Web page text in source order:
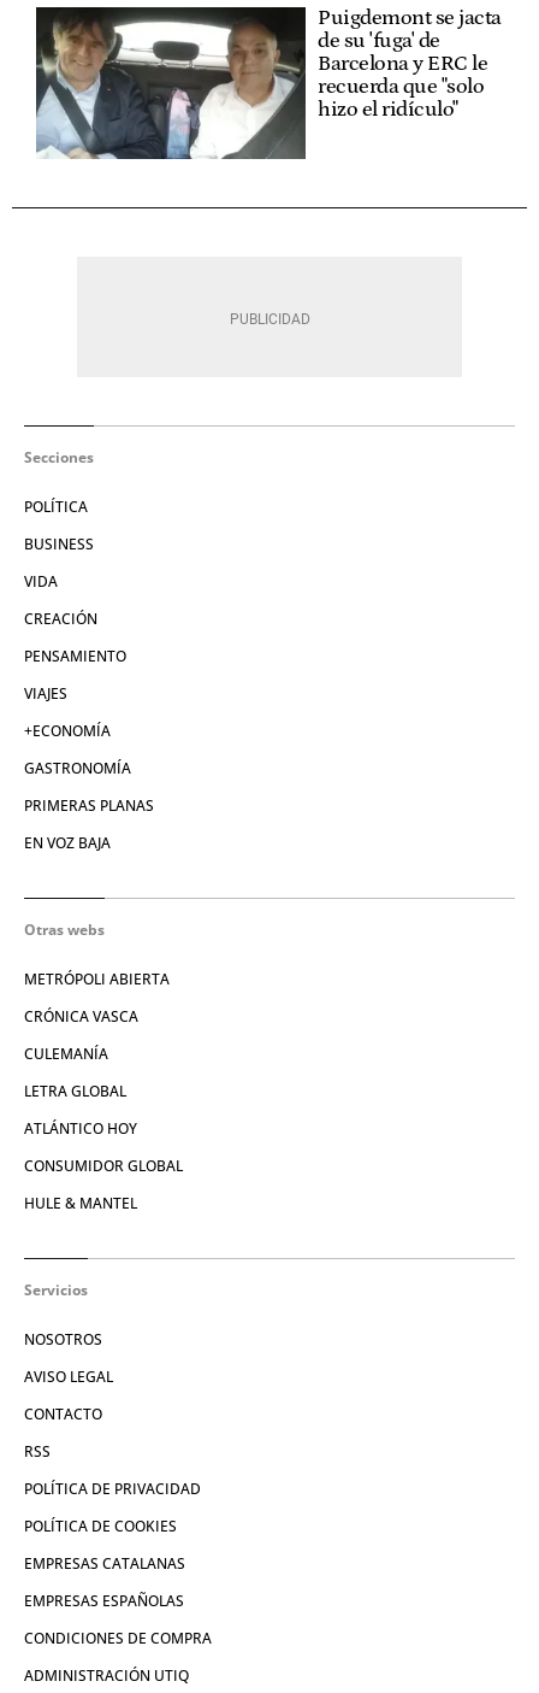
Puigdemont se jacta
de su 'fuga' de
Barcelona y ERC le
recuerda que "solo
hizo el ridículo"
Secciones
POLÍTICA
BUSINESS
VIDA
CREACIÓN
PENSAMIENTO
VIAJES
+ECONOMÍA
GASTRONOMÍA
PRIMERAS PLANAS
EN VOZ BAJA
Otras webs
METRÓPOLI ABIERTA
CRÓNICA VASCA
CULEMANÍA
LETRA GLOBAL
ATLÁNTICO HOY
CONSUMIDOR GLOBAL
HULE & MANTEL
Servicios
NOSOTROS
AVISO LEGAL
CONTACTO
RSS
POLÍTICA DE PRIVACIDAD
POLÍTICA DE COOKIES
EMPRESAS CATALANAS
EMPRESAS ESPAÑOLAS
CONDICIONES DE COMPRA
ADMINISTRACIÓN UTIQ